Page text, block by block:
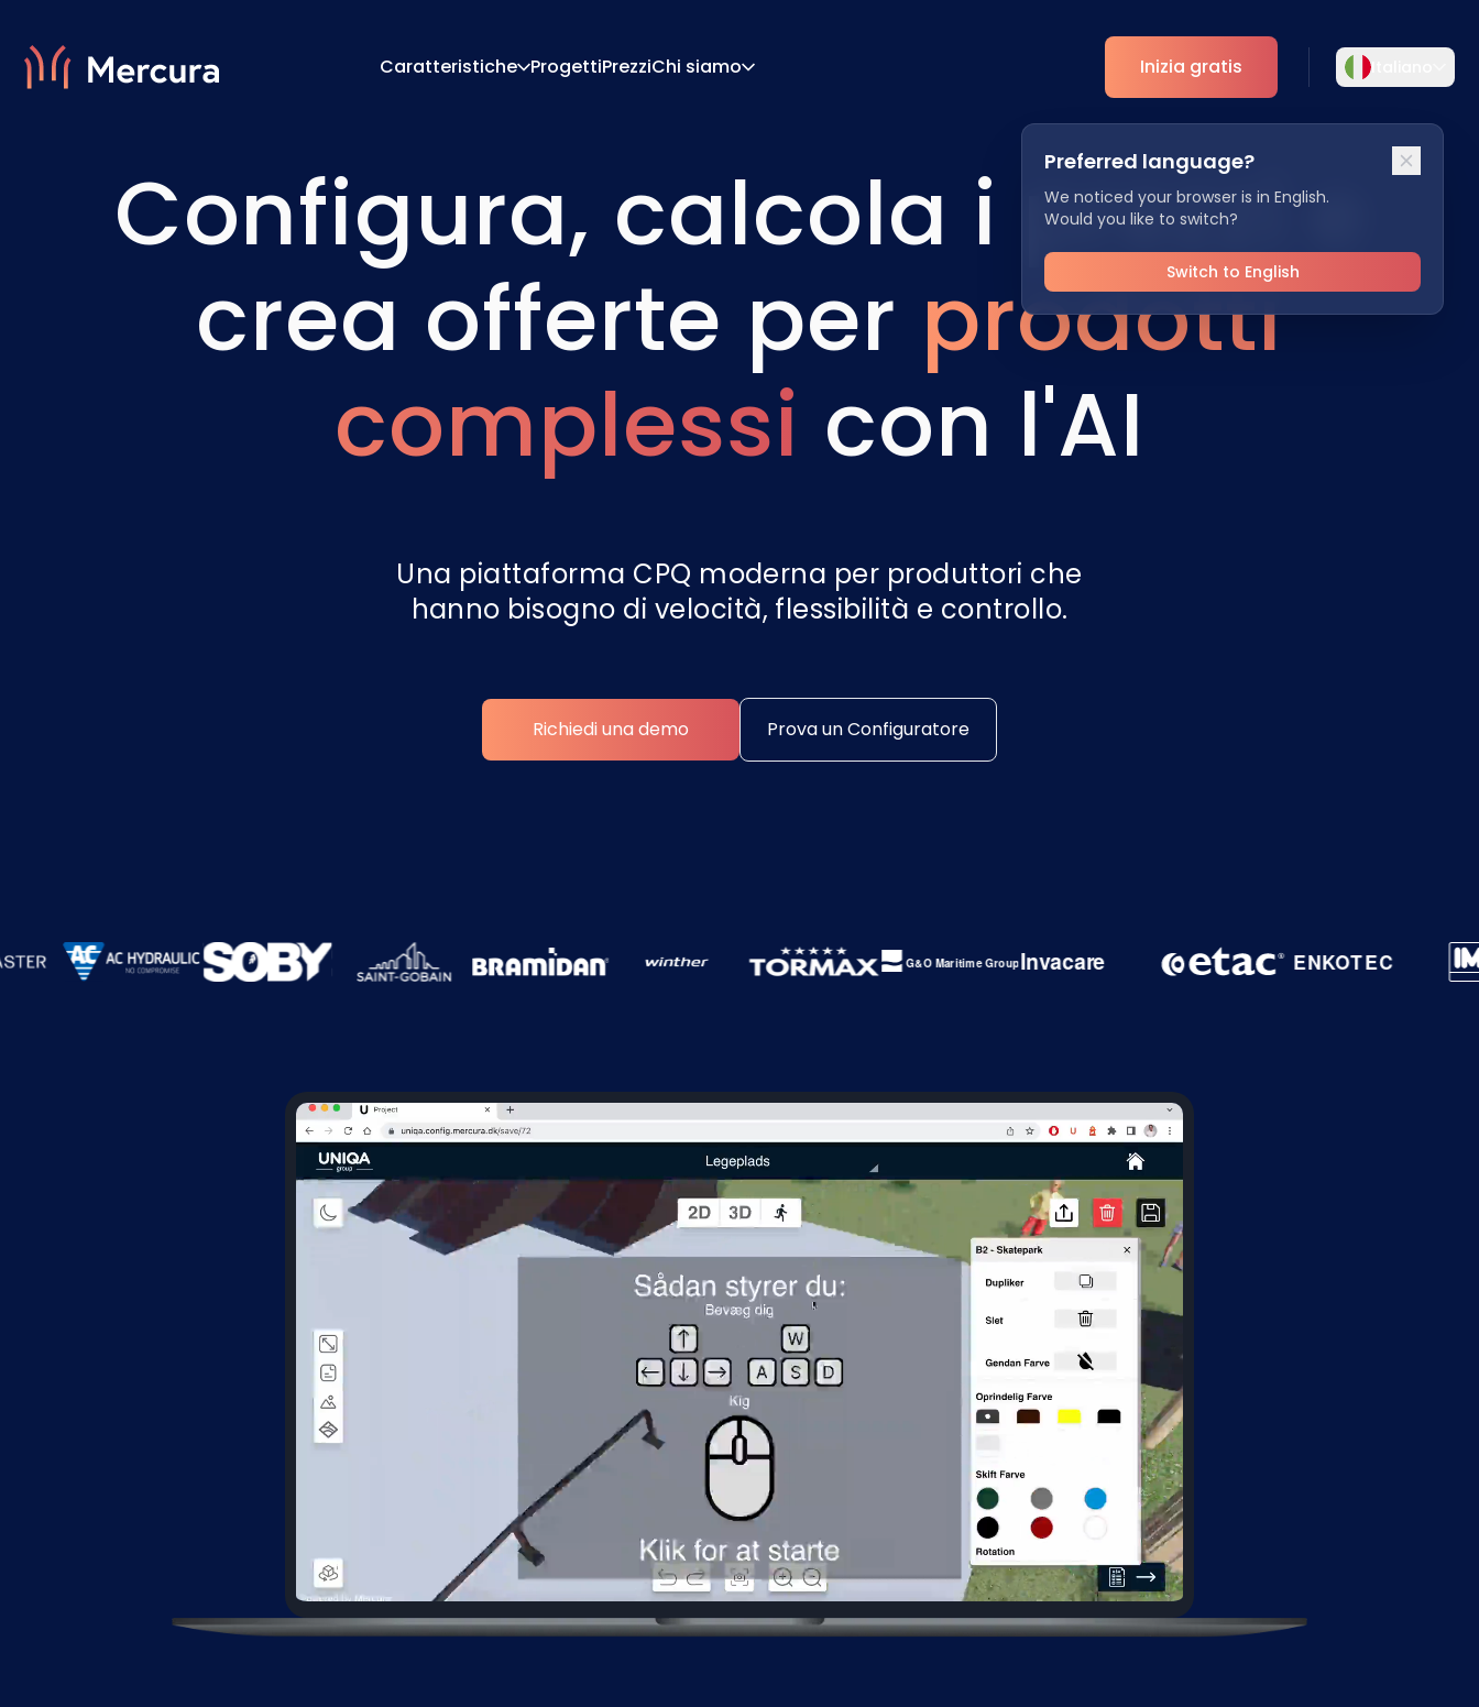
Caratteristiche
Visualizzazioni
Modellazione Del Prodotto Motore Di Pricing
Preventivi E Documenti Analytics
Integrazioni
ProgettiPrezziChi siamo
Contattaci Partner
Preferred language?
We noticed your browser is in English.
Would you like to switch?
Switch to English
Inizia gratis
Scegliete la vostra lingua preferita per
un'esperienza più personalizzata.
English Deutsch
Español
ES
Dansk
Français
Configura, calcola i prezzi e
crea offerte per prodotti
complessi con l'AI
Una piattaforma CPQ moderna per produttori che
hanno bisogno di velocità, flessibilità e controllo.
Richiedi una demo Prova un Configuratore